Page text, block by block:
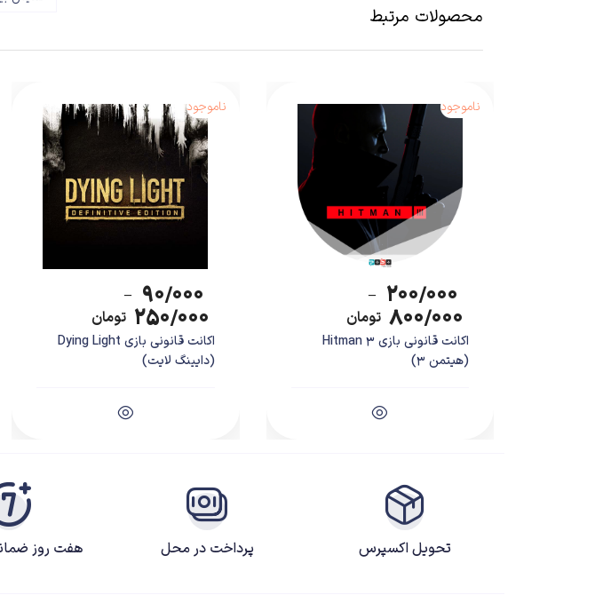
محصولات مرتبط
ناموجود
۲۰۰/۰۰۰ –
۸۰۰/۰۰۰ تومان
اکانت قانونی بازی Hitman 3
(هیتمن 3)
ناموجود
۹۰/۰۰۰ –
۲۵۰/۰۰۰ تومان
اکانت قانونی بازی Dying Light
(دایینگ لایت)
تحویل اکسپرس پرداخت در محل هفت روز